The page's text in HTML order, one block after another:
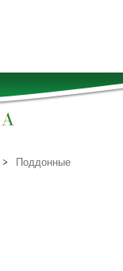
Поддонные